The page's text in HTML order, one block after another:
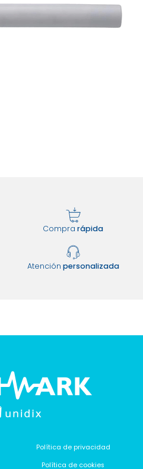
Comprarápida
Atención personalizada
Política de privacidad
Política de cookies